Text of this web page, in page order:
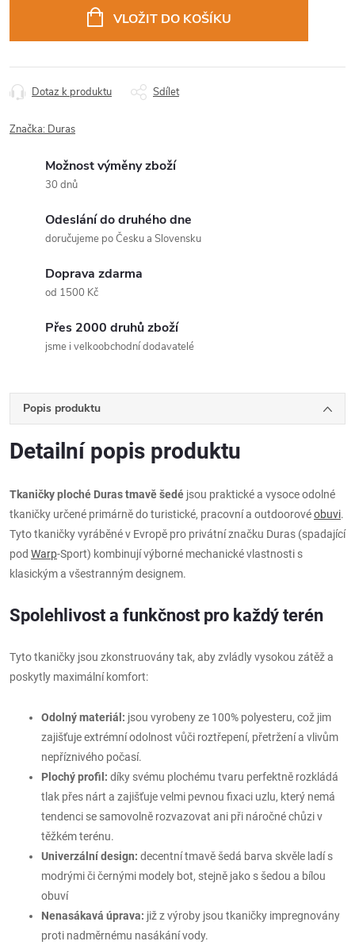
VLOŽIT DO KOŠÍKU
Dotaz k produktu Sdílet
Značka: Duras
Možnost výměny zboží
30 dnů
Odeslání do druhého dne
doručujeme po Česku a Slovensku
Doprava zdarma
od 1500 Kč
Přes 2000 druhů zboží
jsme i velkoobchodní dodavatelé
Popis produktu
Detailní popis produktu
Tkaničky ploché Duras tmavě šedé jsou praktické a vysoce odolné
tkaničky určené primárně do turistické, pracovní a outdoorovéobuvi.
Tyto tkaničky vyráběné v Evropě pro privátní značku Duras (spadající
pod Warp-Sport) kombinují výborné mechanické vlastnosti s
klasickým a všestranným designem.
Spolehlivost a funkčnost pro každý terén
Tyto tkaničky jsou zkonstruovány tak, aby zvládly vysokou zátěž a
poskytly maximální komfort:
Odolný materiál: jsou vyrobeny ze 100% polyesteru, což jim
zajišťuje extrémní odolnost vůči roztřepení, přetržení a vlivům
nepříznivého počasí.
Plochý profil: díky svému plochému tvaru perfektně rozkládá
tlak přes nárt a zajišťuje velmi pevnou fixaci uzlu, který nemá
tendenci se samovolně rozvazovat ani při náročné chůzi v
těžkém terénu.
Univerzální design: decentní tmavě šedá barva skvěle ladí s
modrými či černými modely bot, stejně jako s šedou a bílou
obuví
Nenasákavá úprava: již z výroby jsou tkaničky impregnovány
proti nadměrnému nasákání vody.